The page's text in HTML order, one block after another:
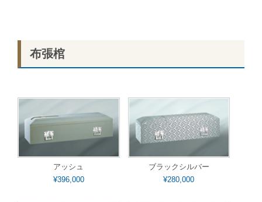
布張棺
アッシュ
¥396,000
ブラックシルバー
¥280,000